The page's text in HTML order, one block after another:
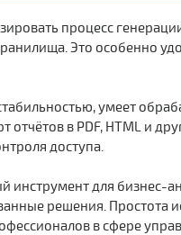
процесс
Это особенно
умеет
в PDF, HTML и
доступа.
для бизнес-
решения. Простота
в сфере